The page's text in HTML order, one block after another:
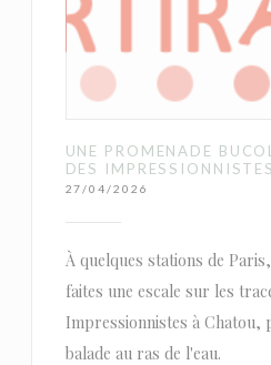
UNE PROMENADE
DES
27/04/2026
À quelques stations de
faites une escale sur les
Impressionnistes à Chatou,
balade au ras de l'eau.